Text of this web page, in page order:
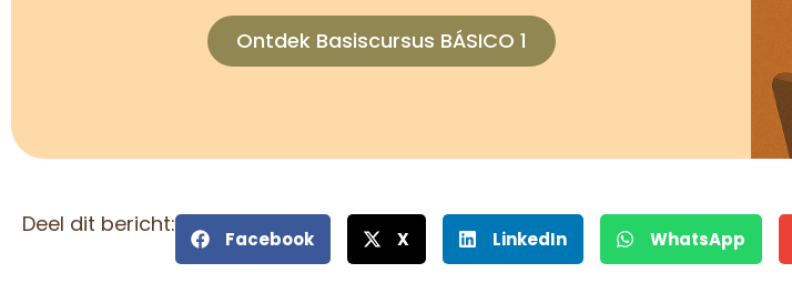
Ontdek Basiscursus BÁSICO 1
Deel dit bericht:
Facebook X LinkedIn WhatsApp